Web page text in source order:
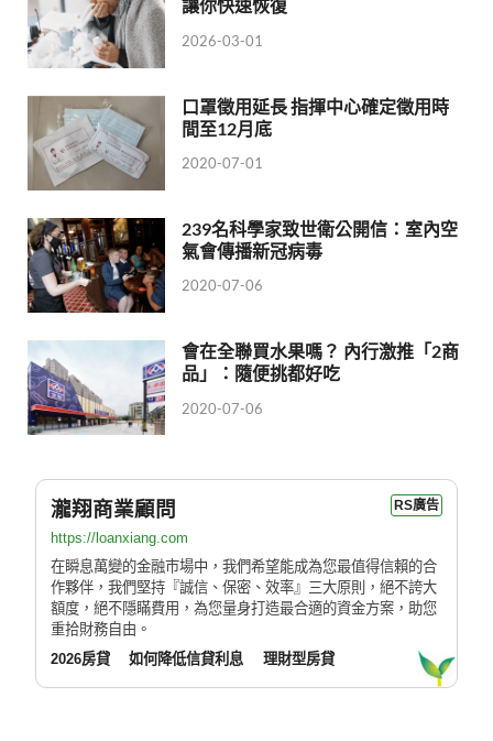
讓你快速恢復
2026-03-01
口罩徵用延長 指揮中心確定徵用時
間至12月底
2020-07-01
239名科學家致世衛公開信：室內空
氣會傳播新冠病毒
2020-07-06
會在全聯買水果嗎？ 內行激推「2商
品」：隨便挑都好吃
2020-07-06
瀧翔商業顧問 RS廣告
https://loanxiang.com
在瞬息萬變的金融市場中，我們希望能成為您最值得信賴的合
作夥伴，我們堅持『誠信、保密、效率』三大原則，絕不誇大
額度，絕不隱瞞費用，為您量身打造最合適的資金方案，助您
重拾財務自由。
2026房貸
如何降低信貸利息 理財型房貸